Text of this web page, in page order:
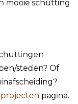
mooie schutting
steden? Of
projecten pagina.